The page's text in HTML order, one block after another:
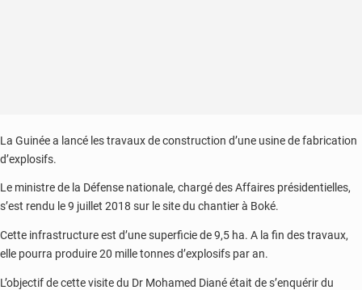
La Guinée a lancé les travaux de construction d’une usine de fabrication
d’explosifs.
Le ministre de la Défense nationale, chargé des Affaires présidentielles,
s’est rendu le 9 juillet 2018 sur le site du chantier à Boké.
Cette infrastructure est d’une superficie de 9,5 ha. A la fin des travaux,
elle pourra produire 20 mille tonnes d’explosifs par an.
L’objectif de cette visite du Dr Mohamed Diané était de s’enquérir du